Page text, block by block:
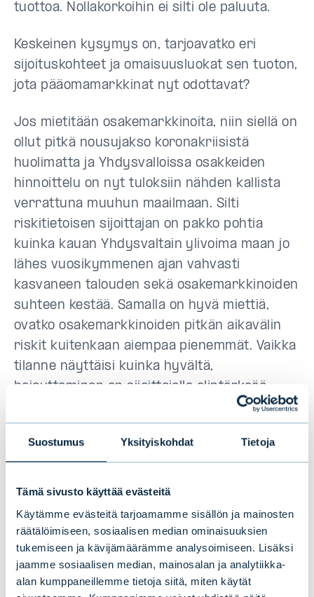
Suostumus Yksityiskohdat Tietoja
Tämä sivusto käyttää evästeitä
Käytämme evästeitä tarjoamamme sisällön ja mainosten
räätälöimiseen, sosiaalisen median ominaisuuksien
tukemiseen ja kävijämäärämme analysoimiseen. Lisäksi
jaamme sosiaalisen median, mainosalan ja analytiikka-
alan kumppaneillemme tietoja siitä, miten käytät
tuottoa. Nollakorkoihin ei silti ole paluuta.
Keskeinen kysymys on, tarjoavatko eri
sijoituskohteet ja omaisuusluokat sen tuoton,
jota pääomamarkkinat nyt odottavat?
Jos mietitään osakemarkkinoita, niin siellä on
ollut pitkä nousujakso koronakriisistä
huolimatta ja Yhdysvalloissa osakkeiden
hinnoittelu on nyt tuloksiin nähden kallista
verrattuna muuhun maailmaan. Silti
riskitietoisen sijoittajan on pakko pohtia
kuinka kauan Yhdysvaltain ylivoima maan jo
lähes vuosikymmenen ajan vahvasti
kasvaneen talouden sekä osakemarkkinoiden
suhteen kestää. Samalla on hyvä miettiä,
ovatko osakemarkkinoiden pitkän aikavälin
riskit kuitenkaan aiempaa pienemmät. Vaikka
tilanne näyttäisi kuinka hyvältä,
hajauttaminen on sijoittajalle elintärkeää.
On myös hyvä muistaa, että vakaa tuotto on
useimmille sijoittajille voimakkaasti heiluvaa
arvonkehitystä parempi vaihtoehto.
Haluatko pysyä ajan tasalla
markkinoiden liikkeistä, vastuullisen
sijoittamisen trendeistä ja syventyä